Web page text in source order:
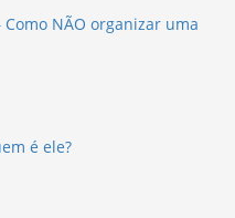
Como NÃO organizar uma
é ele?